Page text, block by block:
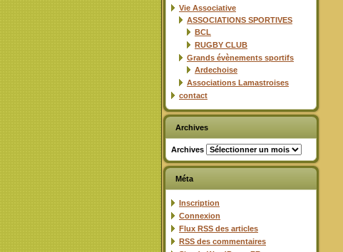
Vie Associative
ASSOCIATIONS SPORTIVES
BCL
RUGBY CLUB
Grands évènements sportifs
Ardechoise
Associations Lamastroises
contact
Archives
Archives
Méta
Inscription
Connexion
Flux RSS des articles
RSS des commentaires